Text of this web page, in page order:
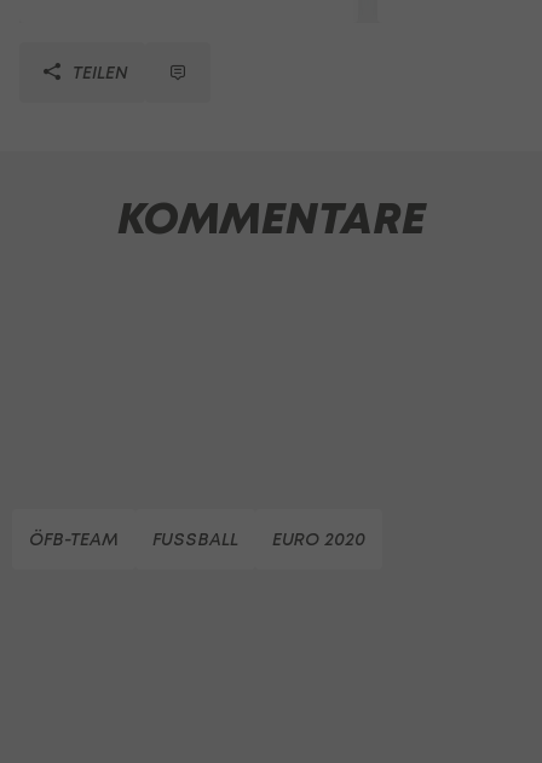
TEILEN
KOMMENTARE
ÖFB-TEAM FUSSBALL EURO 2020